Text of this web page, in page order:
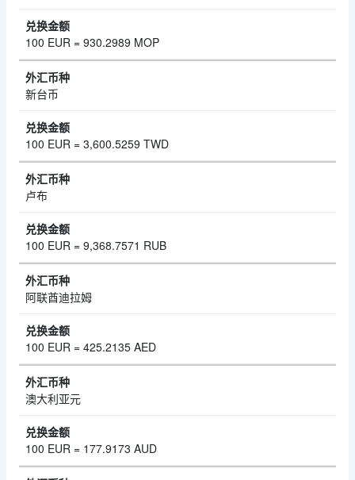
100 EUR = 930.2989 MOP
新台币
100 EUR = 3,600.5259 TWD
卢布
100 EUR = 9,368.7571 RUB
阿联酋迪拉姆
100 EUR = 425.2135 AED
澳大利亚元
100 EUR = 177.9173 AUD